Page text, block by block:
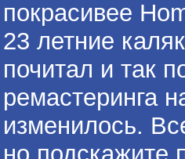
покрасивее
23 летние
почитал и так
ремастеринга
изменилось.